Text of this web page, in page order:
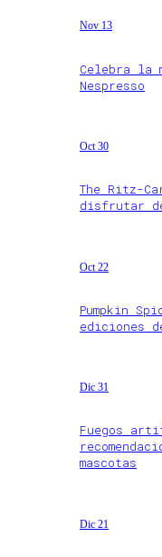
Nov 13
Celebra la
Nespresso
Oct 30
The Ritz-
disfrutar de
Oct 22
Pumpkin
ediciones
Dic 31
Fuegos
mascotas
Dic 21